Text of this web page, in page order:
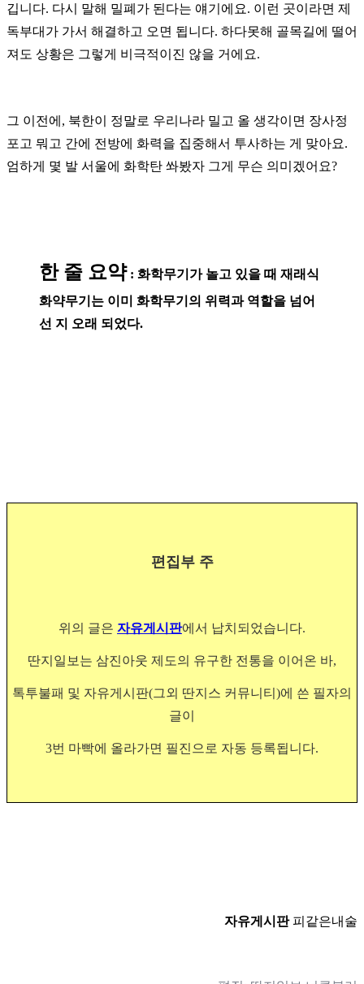
깁니다. 다시 말해 밀폐가 된다는 얘기에요. 이런 곳이라면 제
독부대가 가서 해결하고 오면 됩니다. 하다못해 골목길에 떨어
져도 상황은 그렇게 비극적이진 않을 거에요.
그 이전에, 북한이 정말로 우리나라 밀고 올 생각이면 장사정
포고 뭐고 간에 전방에 화력을 집중해서 투사하는 게 맞아요.
엄하게 몇 발 서울에 화학탄 쏴봤자 그게 무슨 의미겠어요?
한 줄 요약: 화학무기가 놀고 있을 때 재래식
화약무기는 이미 화학무기의 위력과 역할을 넘어
선 지 오래 되었다.
편집부 주
위의 글은 자유게시판에서 납치되었습니다.
딴지일보는 삼진아웃 제도의 유구한 전통을 이어온 바,
톡투불패 및 자유게시판(그외 딴지스 커뮤니티)에 쓴 필자의
글이
3번 마빡에 올라가면 필진으로 자동 등록됩니다.
자유게시판피같은내술